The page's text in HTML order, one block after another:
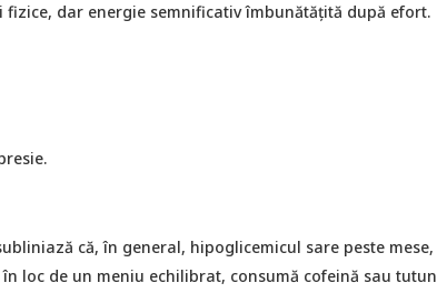
dar energie semnificativ îmbunătățită după efort.
că, în general, hipoglicemicul sare peste mese,
loc de un meniu echilibrat, consumă cofeină sau tutun